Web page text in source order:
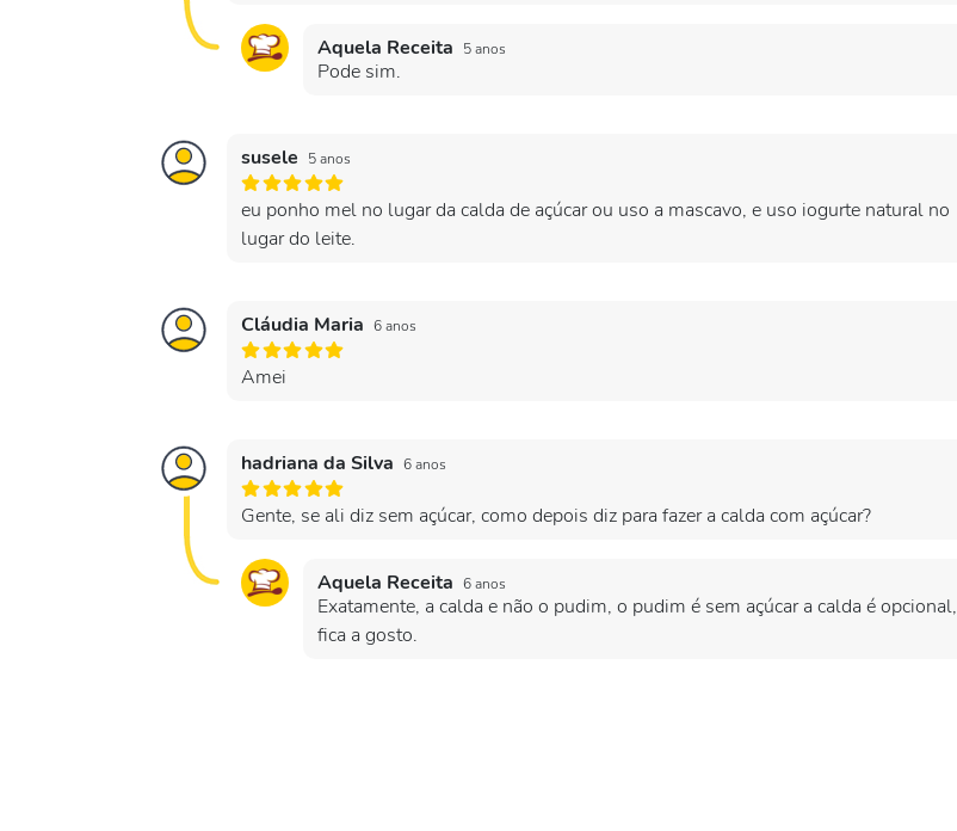
Aquela Receita 5 anos
Pode sim.
susele 5 anos
eu ponho mel no lugar da calda de açúcar ou uso a mascavo, e uso iogurte natural no
lugar do leite.
Cláudia Maria 6 anos
Amei
hadriana da Silva 6 anos
Gente, se ali diz sem açúcar, como depois diz para fazer a calda com açúcar?
Aquela Receita 6 anos
Exatamente, a calda e não o pudim, o pudim é sem açúcar a calda é opcional,
fica a gosto.